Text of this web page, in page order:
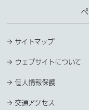
サイトマップ
ウェブサイトについて
個人情報保護
交通アクセス